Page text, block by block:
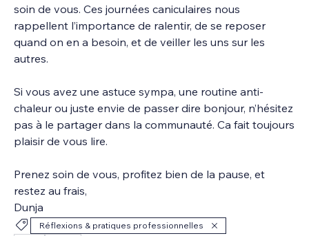
soin de vous. Ces journées caniculaires nous
rappellent l’importance de ralentir, de se reposer
quand on en a besoin, et de veiller les uns sur les
autres.
Si vous avez une astuce sympa, une routine anti-
chaleur ou juste envie de passer dire bonjour, n’hésitez
pas à le partager dans la communauté. Ca fait toujours
plaisir de vous lire.
Prenez soin de vous, profitez bien de la pause, et
restez au frais,
Dunja
Réflexions & pratiques professionnelles